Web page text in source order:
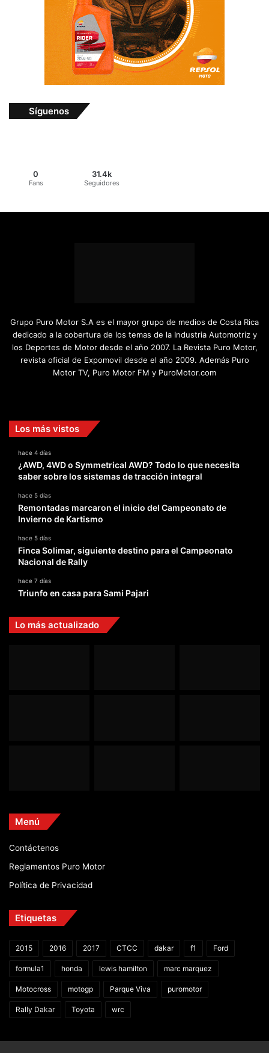
Síguenos
0
Fans
31.4k
Seguidores
Grupo Puro Motor S.A es el mayor grupo de medios de Costa Rica
dedicado a la cobertura de los temas de la Industria Automotriz y
los Deportes de Motor desde el año 2007. La Revista Puro Motor,
revista oficial de Expomovil desde el año 2009. Además Puro
Motor TV, Puro Motor FM y PuroMotor.com
Los más vistos
hace 4 días
¿AWD, 4WD o Symmetrical AWD? Todo lo que necesita
saber sobre los sistemas de tracción integral
hace 5 días
Remontadas marcaron el inicio del Campeonato de
Invierno de Kartismo
hace 5 días
Finca Solimar, siguiente destino para el Campeonato
Nacional de Rally
hace 7 días
Triunfo en casa para Sami Pajari
Lo más actualizado
Menú
Contáctenos
Reglamentos Puro Motor
Política de Privacidad
Etiquetas
2015 2016 2017 CTCC dakar f1 Ford
formula1 honda lewis hamilton marc marquez
Motocross motogp Parque Viva puromotor
Rally Dakar Toyota wrc